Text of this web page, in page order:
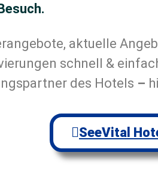
aktuelle
schnell &
des Hotels –
SeeVital